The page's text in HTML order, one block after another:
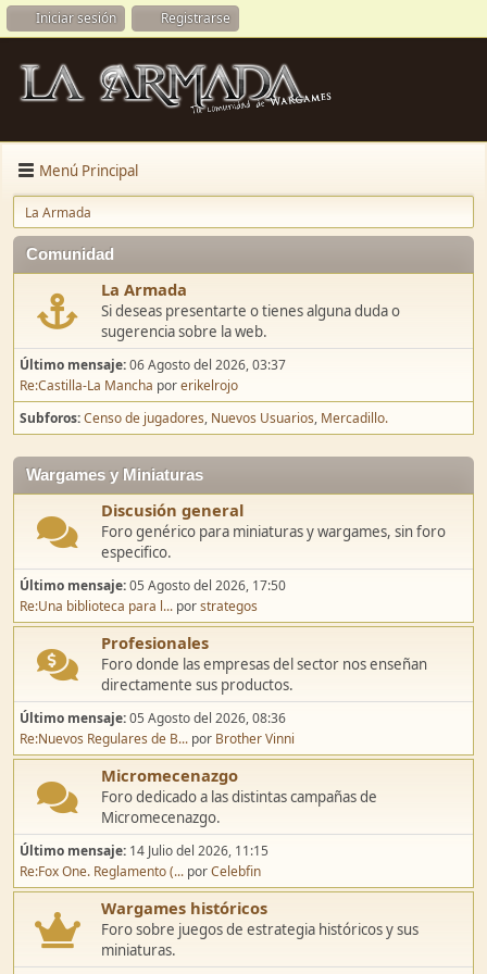
Iniciar sesión Registrarse
Menú Principal
La Armada
Comunidad
La Armada
Si deseas presentarte o tienes alguna duda o
sugerencia sobre la web.
Último mensaje:06 Agosto del 2026, 03:37
Re:Castilla-La Mancha porerikelrojo
Subforos Censo de jugadores Nuevos Usuarios Mercadillo.
Wargames y Miniaturas
Discusión general
Foro genérico para miniaturas y wargames, sin foro
especifico.
Último mensaje:05 Agosto del 2026, 17:50
Re:Una biblioteca para l... porstrategos
Profesionales
Foro donde las empresas del sector nos enseñan
directamente sus productos.
Último mensaje:05 Agosto del 2026, 08:36
Re:Nuevos Regulares de B... por Brother Vinni
Micromecenazgo
Foro dedicado a las distintas campañas de
Micromecenazgo.
Último mensaje: 14 Julio del 2026, 11:15
Re:Fox One. Reglamento (... porCelebfin
Wargames históricos
Foro sobre juegos de estrategia históricos y sus
miniaturas.